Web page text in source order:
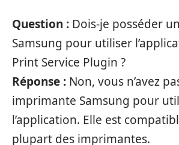
Question : Dois-je posséder
Samsung pour utiliser
Print Service Plugin ?
Réponse : Non, vous n’avez
imprimante Samsung pour
l’application. Elle est
plupart des imprimantes.